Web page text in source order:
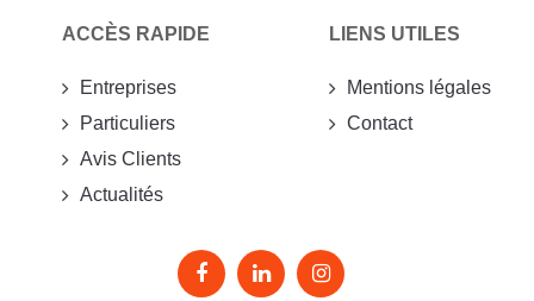
ACCÈS RAPIDE
Entreprises
Particuliers
Avis Clients
Actualités
LIENS UTILES
Mentions légales
Contact